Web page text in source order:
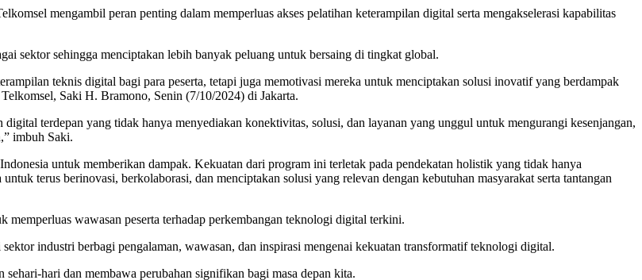
mengambil peran penting dalam memperluas akses pelatihan keterampilan digital serta mengakselerasi kapabilitas
sektor sehingga menciptakan lebih banyak peluang untuk bersaing di tingkat global.
teknis digital bagi para peserta, tetapi juga memotivasi mereka untuk menciptakan solusi inovatif yang berdampak
Saki H. Bramono, Senin (7/10/2024) di Jakarta.
terdepan yang tidak hanya menyediakan konektivitas, solusi, dan layanan yang unggul untuk mengurangi kesenjangan,
imbuh Saki.
untuk memberikan dampak. Kekuatan dari program ini terletak pada pendekatan holistik yang tidak hanya
terus berinovasi, berkolaborasi, dan menciptakan solusi yang relevan dengan kebutuhan masyarakat serta tantangan
wawasan peserta terhadap perkembangan teknologi digital terkini.
industri berbagi pengalaman, wawasan, dan inspirasi mengenai kekuatan transformatif teknologi digital.
hari dan membawa perubahan signifikan bagi masa depan kita.